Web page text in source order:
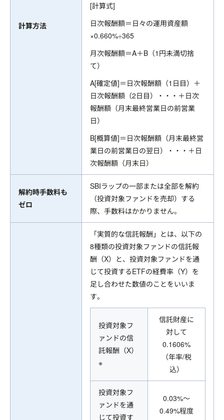
計算方法
[計算式]
日次報酬額＝日々の運用資産額
×0.660%÷365
月次報酬額＝A＋B（1円未満切捨
て）
A[確定値]＝日次報酬額（1日目）＋
日次報酬額（2日目）・・・＋日次
報酬額（月末最終営業日の前営業
日）
B[概算値]＝日次報酬額（月末最終営
業日の前営業日の翌日）・・・＋日
次報酬額（月末日）
解約時手数料も
ゼロ
SBIラップの一部または全部を解約
（投資対象ファンドを売却）する
際、手数料はかかりません。
「実質的な信託報酬」とは、以下の
8種類の投資対象ファンドの信託報
酬（X）と、投資対象ファンドを通
じて投資するETFの経費率（Y）を
足し合わせた数値のことをいいま
す。
投資対象フ
ァンドの信
託報酬（X）
※
信託財産に
対して
0.1606%
（年率/税
込）
投資対象フ
ァンドを通
じて投資す
0.03%～
0.49%程度